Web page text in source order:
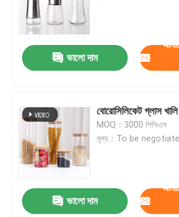
কারখানা ভ্রমণ
মান নিয়ন্ত্রণ
আমাদের সাথে যোগাযোগ করুন
উদ্ধৃতির জন্য আবেদন
কাচের বোতল
ভালো দাম
বোরোসিলিকেট গ্লাস
MOQ：3000 পিসিএস
মূল্য：To be
ভালো দাম